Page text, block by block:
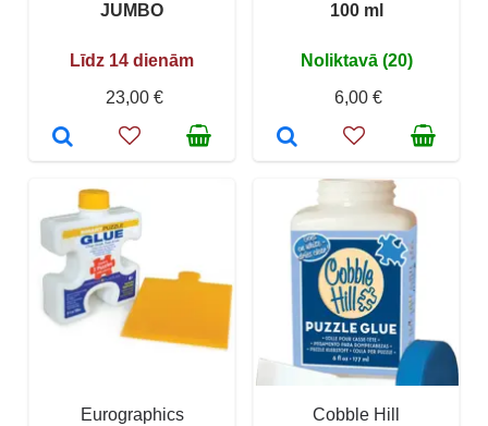
JUMBO
Līdz 14 dienām
23,00 €
100 ml
Noliktavā (20)
6,00 €
Eurographics Cobble Hill